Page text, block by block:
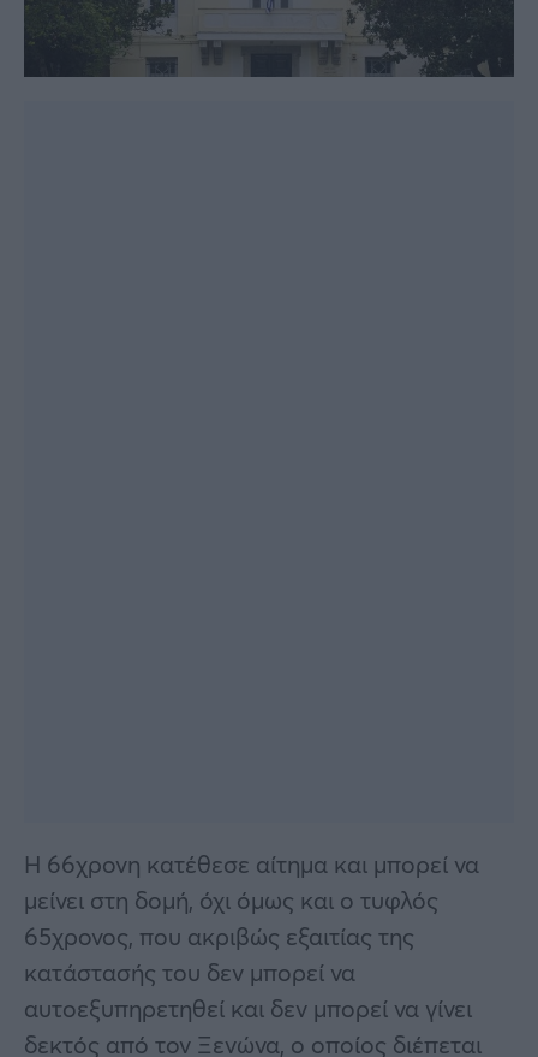
Η 66χρονη κατέθεσε αίτημα και μπορεί να
μείνει στη δομή, όχι όμως και ο τυφλός
65χρονος, που ακριβώς εξαιτίας της
κατάστασής του δεν μπορεί να
αυτοεξυπηρετηθεί και δεν μπορεί να γίνει
δεκτός από τον Ξενώνα, ο οποίος διέπεται